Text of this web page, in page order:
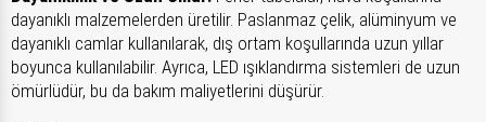
dayanıklı malzemelerden üretilir. Paslanmaz çelik, alüminyum ve
dayanıklı camlar kullanılarak, dış ortam koşullarında uzun yıllar
boyunca kullanılabilir. Ayrıca, LED ışıklandırma sistemleri de uzun
ömürlüdür, bu da bakım maliyetlerini düşürür.